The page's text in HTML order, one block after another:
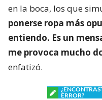
en la boca, los que
ponerse ropa más
entiendo. Es un
me provoca mucho
enfatizó.
ERROR?